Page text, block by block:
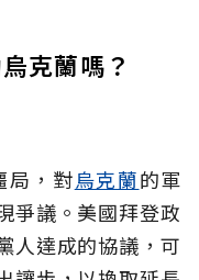
克蘭嗎？
局，對烏克蘭的軍
爭議。美國拜登政
人達成的協議，可